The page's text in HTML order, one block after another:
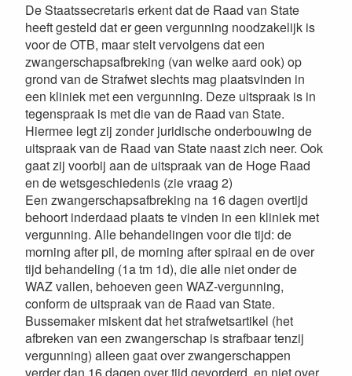
De Staatssecretaris erkent dat de Raad van State
heeft gesteld dat er geen vergunning noodzakelijk is
voor de OTB, maar stelt vervolgens dat een
zwangerschapsafbreking (van welke aard ook) op
grond van de Strafwet slechts mag plaatsvinden in
een kliniek met een vergunning. Deze uitspraak is in
tegenspraak is met die van de Raad van State.
Hiermee legt zij zonder juridische onderbouwing de
uitspraak van de Raad van State naast zich neer. Ook
gaat zij voorbij aan de uitspraak van de Hoge Raad
en de wetsgeschiedenis (zie vraag 2)
Een zwangerschapsafbreking na 16 dagen overtijd
behoort inderdaad plaats te vinden in een kliniek met
vergunning. Alle behandelingen voor die tijd: de
morning after pil, de morning after spiraal en de over
tijd behandeling (1a tm 1d), die alle niet onder de
WAZ vallen, behoeven geen WAZ-vergunning,
conform de uitspraak van de Raad van State.
Bussemaker miskent dat het strafwetsartikel (het
afbreken van een zwangerschap is strafbaar tenzij
vergunning) alleen gaat over zwangerschappen